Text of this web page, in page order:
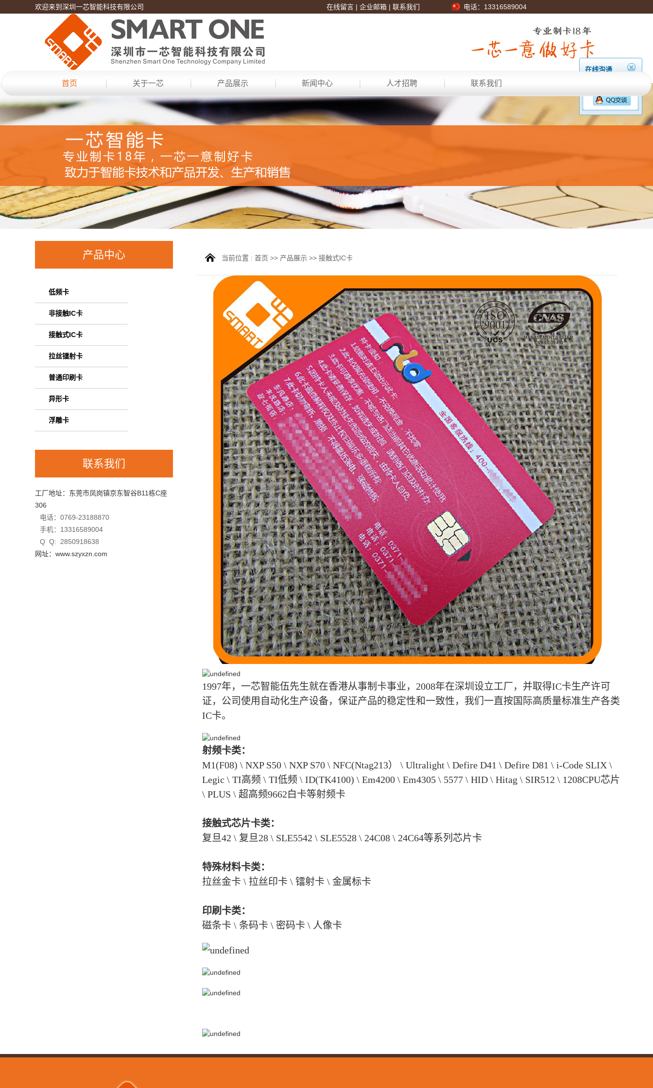
欢迎来到深圳一芯智能科技有限公司 在线留言 | 企业邮箱 | 联系我们 电话：13316589004
首页 关于一芯 产品展示 新闻中心 人才招聘 联系我们
产品中心
低频卡
非接触IC卡
接触式IC卡
拉丝镭射卡
普通印刷卡
异形卡
浮雕卡
联系我们
工厂地址：东莞市凤岗镇京东智谷B11栋C座
306
电话：0769-23188870
手机：13316589004
Q Q: 2850918638
网址：www.szyxzn.com
当前位置 : 首页 >> 产品展示 >> 接触式IC卡
1997年，一芯智能伍先生就在香港从事制卡事业，2008年在深圳设立工厂，并取得IC卡生产许可
证，公司使用自动化生产设备，保证产品的稳定性和一致性，我们一直按国际高质量标准生产各类
IC卡。
射频卡类：
M1(F08) \ NXP S50 \ NXP S70 \ NFC(Ntag213） \ Ultralight \ Defire D41 \ Defire D81 \ i-Code SLIX \
Legic \ TI高频 \ TI低频 \ ID(TK4100) \ Em4200 \ Em4305 \ 5577 \ HID \ Hitag \ SIR512 \ 1208CPU芯片
\ PLUS \ 超高频9662白卡等射频卡
接触式芯片卡类：
复旦42 \ 复旦28 \ SLE5542 \ SLE5528 \ 24C08 \ 24C64等系列芯片卡
特殊材料卡类：
拉丝金卡 \ 拉丝印卡 \ 镭射卡 \ 金属标卡
印刷卡类：
磁条卡 \ 条码卡 \ 密码卡 \ 人像卡
在线沟通